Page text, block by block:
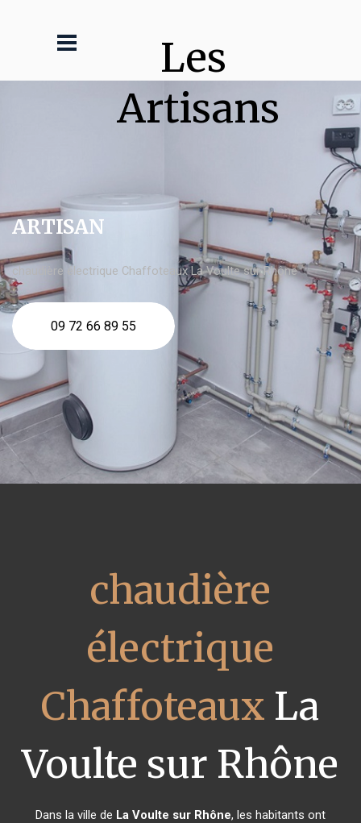
Les
Artisans
ARTISAN
chaudière électrique Chaffoteaux La Voulte sur Rhône
09 72 66 89 55
chaudière
électrique
Chaffoteaux La
Voulte sur Rhône
Dans la ville de La Voulte sur Rhône, les habitants ont